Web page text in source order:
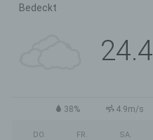
Bedeckt
24.4
38% 4.9m/s
DO. FR. SA.